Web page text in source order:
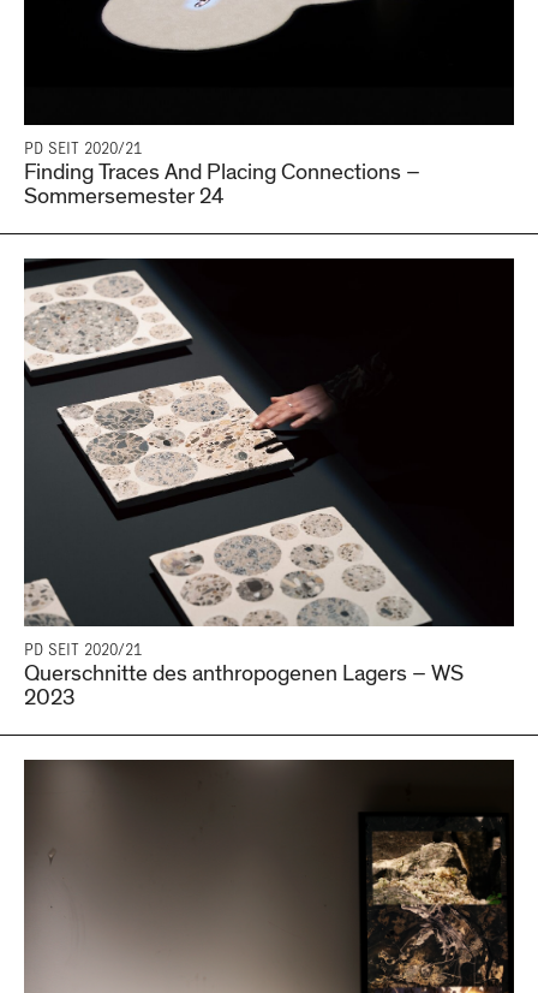
PD SEIT 2020/21
Finding Traces And Placing Connections –
Sommersemester 24
PD SEIT 2020/21
Querschnitte des anthropogenen Lagers – WS
2023